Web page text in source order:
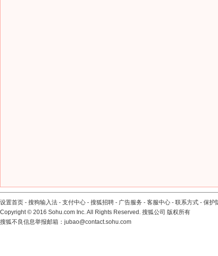
设置首页 - 搜狗输入法 - 支付中心 - 搜狐招聘 - 广告服务 - 客服中心 - 联系方式 - 保护
Copyright© 2016 Sohu.com Inc. All Rights Reserved. 搜狐公司 版权所有
搜狐不良信息举报邮箱： jubao@contact.sohu.com